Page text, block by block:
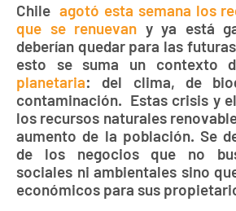
Chileagotó esta semana los
que se renuevan y ya está
deberían quedar para las
esto se suma un
planetaria: del clima, de
contaminación. Estas crisis y
los recursos naturales
aumento de la población. Se
de los negocios que no
sociales ni ambientales sino
económicos para sus